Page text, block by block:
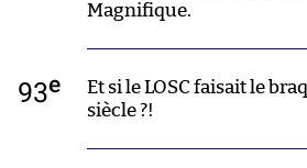
Magnifique.
93e
Et si le LOSC faisait le
siècle ?!